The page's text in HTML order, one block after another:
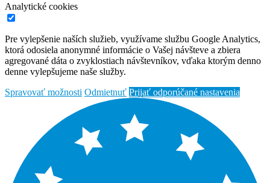
Analytické cookies
Pre vylepšenie naších služieb, využívame službu Google Analytics,
ktorá odosiela anonymné informácie o Vašej návšteve a zbiera
agregované dáta o zvyklostiach návštevníkov, vďaka ktorým denno
denne vylepšujeme naše služby.
Spravovať možnosti Odmietnuť Prijať odporúčané nastavenia